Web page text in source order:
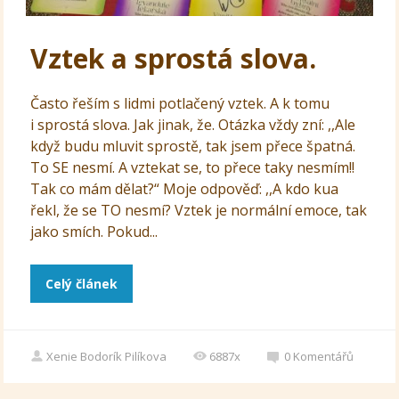
Vztek a sprostá slova.
Často řeším s lidmi potlačený vztek. A k tomu
i sprostá slova. Jak jinak, že. Otázka vždy zní: ,,Ale
když budu mluvit sprostě, tak jsem přece špatná.
To SE nesmí. A vztekat se, to přece taky nesmím!!
Tak co mám dělat?“ Moje odpověď: ,,A kdo kua
řekl, že se TO nesmí? Vztek je normální emoce, tak
jako smích. Pokud...
Celý článek
Xenie Bodorík Pilíkova 6887x 0 Komentářů